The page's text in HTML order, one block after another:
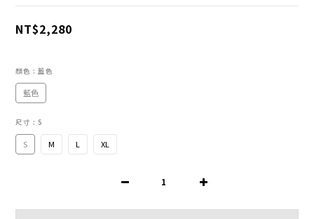
NT$2,280
顏色 : 藍色
藍色
尺寸 : S
S M L XL